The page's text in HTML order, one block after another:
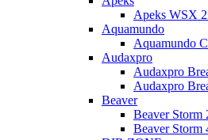
Apeks WSX
Aquamundo
Aquamundo
Audaxpro
Audaxpro
Audaxpro
Beaver
Beaver Storm
Beaver Storm